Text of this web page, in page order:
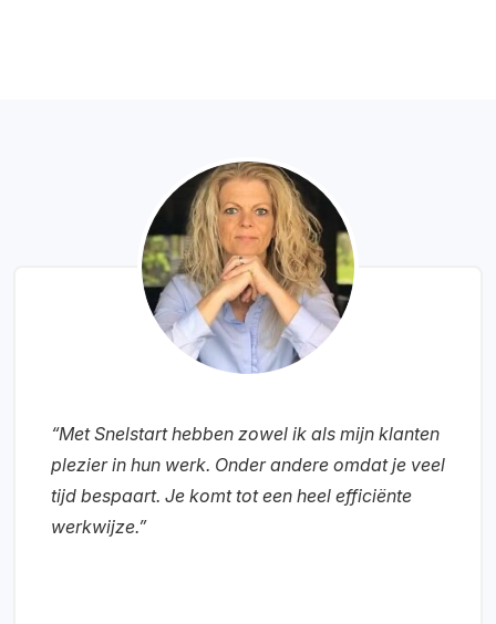
“Met Snelstart hebben zowel ik als mijn klanten
plezier in hun werk. Onder andere omdat je veel
tijd bespaart. Je komt tot een heel efficiënte
werkwijze.”